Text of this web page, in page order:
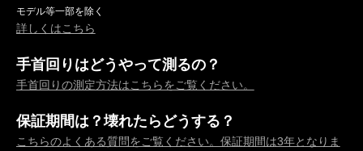
モデル等一部を除く
詳しくはこちら
手首回りはどうやって測るの？
手首回りの測定方法はこちらをご覧ください。
保証期間は？壊れたらどうする？
こちらのよくある質問をご覧ください。保証期間は3年となりま